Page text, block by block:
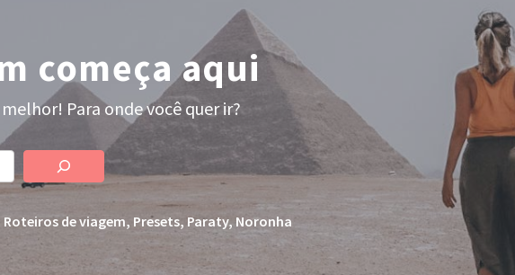
começa aqui
Para onde você quer ir?
Roteiros de viagem, Presets, Paraty, Noronha